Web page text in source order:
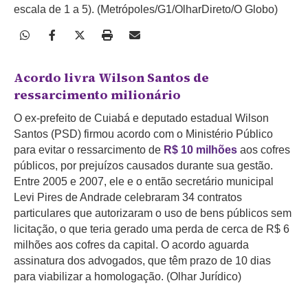
escala de 1 a 5). (Metrópoles/G1/OlharDireto/O Globo)
Acordo livra Wilson Santos de
ressarcimento milionário
O ex-prefeito de Cuiabá e deputado estadual Wilson
Santos (PSD) firmou acordo com o Ministério Público
para evitar o ressarcimento de R$ 10 milhões aos cofres
públicos, por prejuízos causados durante sua gestão.
Entre 2005 e 2007, ele e o então secretário municipal
Levi Pires de Andrade celebraram 34 contratos
particulares que autorizaram o uso de bens públicos sem
licitação, o que teria gerado uma perda de cerca de R$ 6
milhões aos cofres da capital. O acordo aguarda
assinatura dos advogados, que têm prazo de 10 dias
para viabilizar a homologação. (Olhar Jurídico)